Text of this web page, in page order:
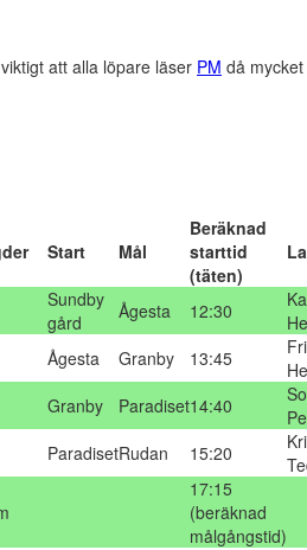
att alla löpare läser PM då
Start Mål
Beräknad
starttid
(täten)
Sundby
gård
Ågesta 12:30
Ågesta Granby 13:45
Granby Paradiset14:40
ParadisetRudan 15:20
17:15
(beräknad
målgångstid)